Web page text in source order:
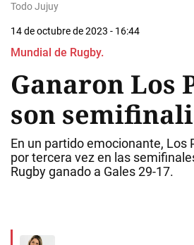
Todo Jujuy
14 de octubre de 2023 - 16:44
Mundial de Rugby.
Ganaron Los
son
En un partido emocionante, Los
por tercera vez en las
Rugby ganado a Gales 29-17.